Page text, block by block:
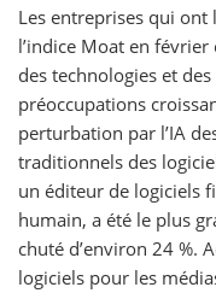
Les entreprises qui
l’indice Moat en
des technologies et
préoccupations
perturbation par l’IA
traditionnels des
un éditeur de logiciels
humain, a été le plus
chuté d’environ 24 %.
logiciels pour les